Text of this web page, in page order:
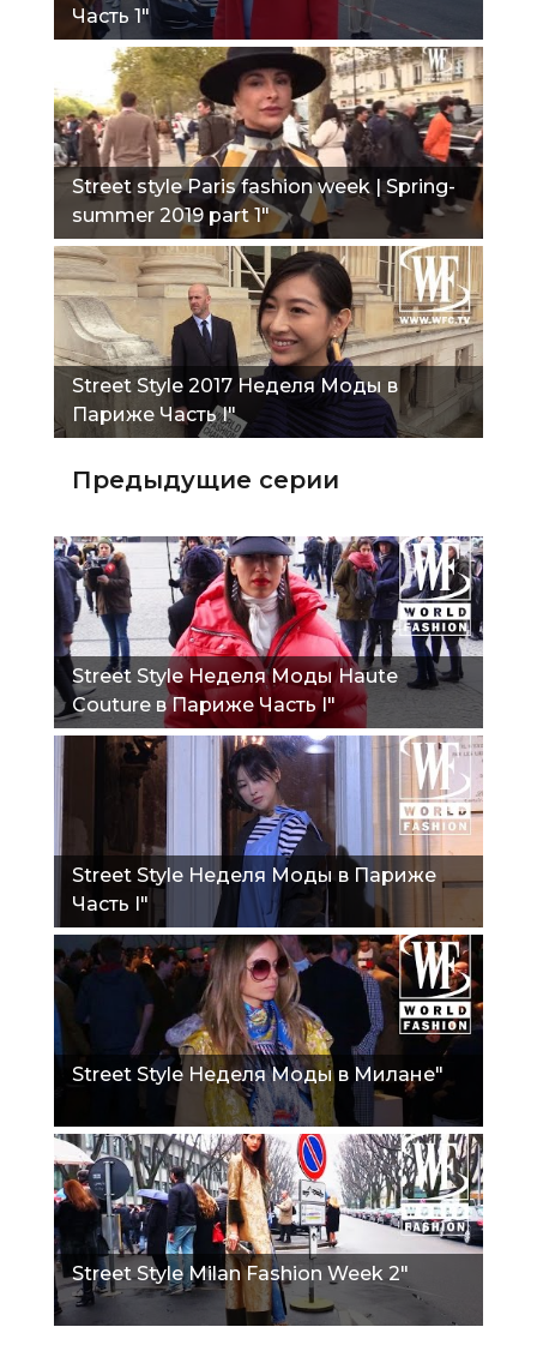
Часть 1"
Street style Paris fashion week | Spring-
summer 2019 part 1"
Street Style 2017 Неделя Моды в
Париже Часть I"
Предыдущие серии
Street Style Неделя Моды Haute
Couture в Париже Часть I"
Street Style Неделя Моды в Париже
Часть I"
Street Style Неделя Моды в Милане"
Street Style Milan Fashion Week 2"